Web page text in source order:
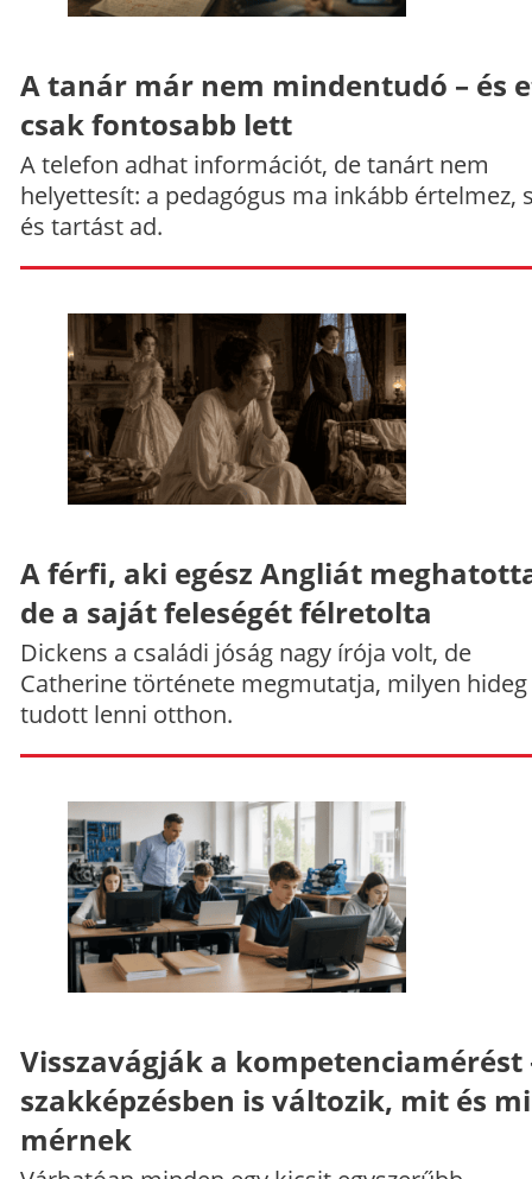
A tanár már nem mindentudó – és
csak fontosabb lett
A telefon adhat információt, de tanárt nem
helyettesít: a pedagógus ma inkább értelmez,
és tartást ad.
A férfi, aki egész Angliát
de a saját feleségét félretolta
Dickens a családi jóság nagy írója volt, de
Catherine története megmutatja, milyen hideg
tudott lenni otthon.
Visszavágják a kompetenciamérést
szakképzésben is változik, mit és
mérnek